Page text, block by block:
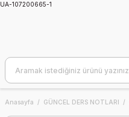
UA-107200665-1
Anasayfa GÜNCEL DERS NOTLARI